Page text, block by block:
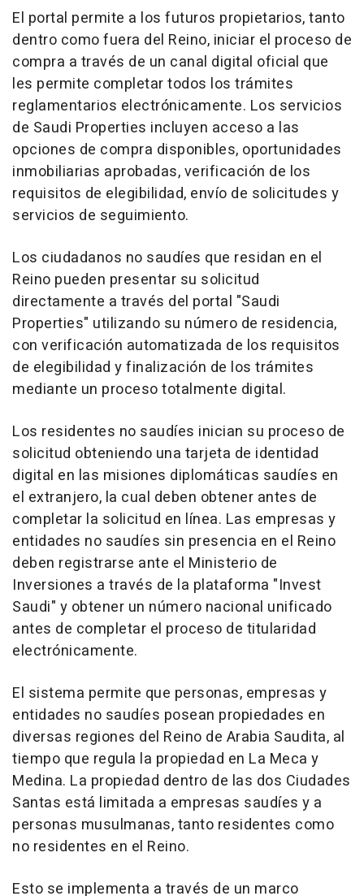
El portal permite a los futuros propietarios, tanto
dentro como fuera del Reino, iniciar el proceso de
compra a través de un canal digital oficial que
les permite completar todos los trámites
reglamentarios electrónicamente. Los servicios
de Saudi Properties incluyen acceso a las
opciones de compra disponibles, oportunidades
inmobiliarias aprobadas, verificación de los
requisitos de elegibilidad, envío de solicitudes y
servicios de seguimiento.
Los ciudadanos no saudíes que residan en el
Reino pueden presentar su solicitud
directamente a través del portal "Saudi
Properties" utilizando su número de residencia,
con verificación automatizada de los requisitos
de elegibilidad y finalización de los trámites
mediante un proceso totalmente digital.
Los residentes no saudíes inician su proceso de
solicitud obteniendo una tarjeta de identidad
digital en las misiones diplomáticas saudíes en
el extranjero, la cual deben obtener antes de
completar la solicitud en línea. Las empresas y
entidades no saudíes sin presencia en el Reino
deben registrarse ante el Ministerio de
Inversiones a través de la plataforma "Invest
Saudi" y obtener un número nacional unificado
antes de completar el proceso de titularidad
electrónicamente.
El sistema permite que personas, empresas y
entidades no saudíes posean propiedades en
diversas regiones del Reino de Arabia Saudita, al
tiempo que regula la propiedad en La Meca y
Medina. La propiedad dentro de las dos Ciudades
Santas está limitada a empresas saudíes y a
personas musulmanas, tanto residentes como
no residentes en el Reino.
Esto se implementa a través de un marco